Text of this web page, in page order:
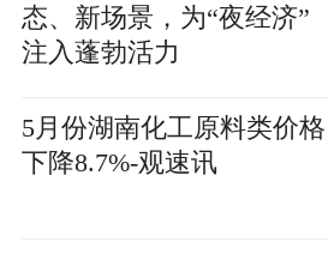
态、新场景，为“夜经济”
注入蓬勃活力
5月份湖南化工原料类价格
下降8.7%-观速讯